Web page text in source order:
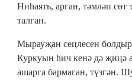
Ниһаять, арган, тәмләп сөт
талган.
Мырауҗан сеңлесен
Куркуын һич кенә дә җиңә
ашарга бармаган, түзгән.